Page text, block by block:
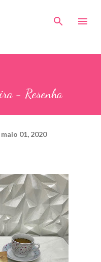
principal
- Resenha
maio 01, 2020